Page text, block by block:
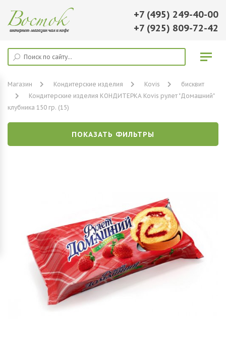
+7 (495) 249-40-00
+7 (925) 809-72-42
Магазин Кондитерские изделия Kovis
бисквит
Кондитерские изделия КОНДИТЕРКА Kovis рулет "Домашний"
клубника 150 гр. (15)
ПОКАЗАТЬ ФИЛЬТРЫ